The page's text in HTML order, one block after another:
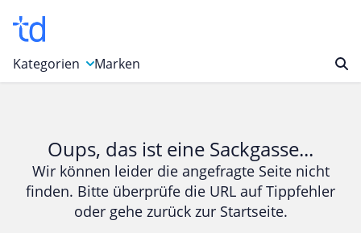
Kategorien
Bücher & Magazine
Computer & Elektronik
Entertainment & Media
Marken
Oups, das ist eine Sackgasse...
Wir können leider die angefragte Seite nicht
finden. Bitte überprüfe die URL auf Tippfehler
oder gehe zurück zur Startseite.